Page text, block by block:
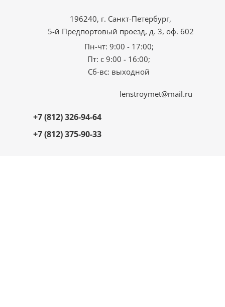
196240, г. Санкт-Петербург,
5-й Предпортовый проезд, д. 3, оф. 602
Пн-чт: 9:00 - 17:00;
Пт: с 9:00 - 16:00;
Сб-вс: выходной
+7 (812) 326-94-64
+7 (812) 375-90-33
lenstroymet@mail.ru